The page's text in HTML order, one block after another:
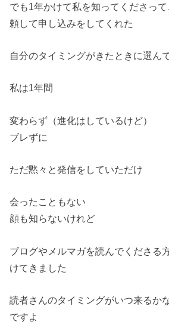
でも1年かけて私を知ってくださっ
頼して申し込みをしてくれた
自分のタイミングがきたときに選ん
私は1年間
変わらず（進化はしているけど）
ブレずに
ただ黙々と発信をしていただけ
会ったこともない
顔も知らないけれど
ブログやメルマガを読んでくださる
けてきました
読者さんのタイミングがいつ来るか
ですよ